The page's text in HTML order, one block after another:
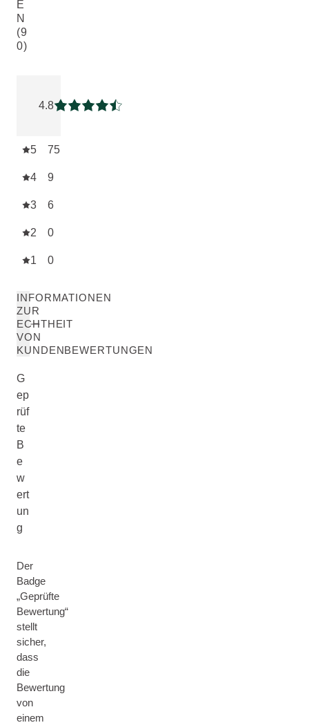
E
N
(9
0)
4.8
Aktuelle Bewertung: 4.766667 von 5 Sternen
5 75
4 9
3 6
2 0
1 0
INFORMATIONEN
ZUR
ECHTHEIT
VON
KUNDENBEWERTUNGEN
G
ep
rüf
te
B
e
w
ert
un
g
Der
Badge
„Geprüfte
Bewertung“
stellt
sicher,
dass
die
Bewertung
von
einem